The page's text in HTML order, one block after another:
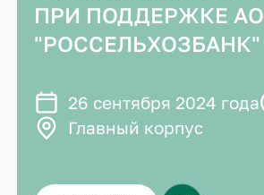
ПРИ ПОДДЕРЖКЕ АО
"РОССЕЛЬХОЗБАНК"
26 сентября 2024 года
Главный корпус